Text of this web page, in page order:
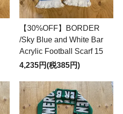
【30%OFF】BORDER
/Sky Blue and White Bar
Acrylic Football Scarf 15
4,235円(税385円)